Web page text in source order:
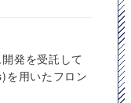
発を受託して
用いたフロン